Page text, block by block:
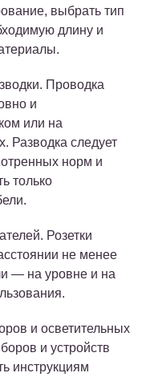
выбрать тип
длину и
Проводка
и
или на
Разводка следует
норм и
только
Розетки
не менее
— на уровне и на
и осветительных
и устройств
инструкциям